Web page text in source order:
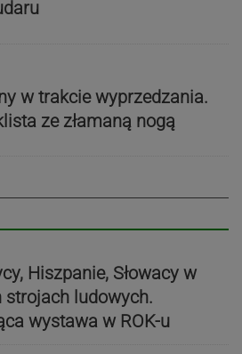
w trakcie wyprzedzania.
ze złamaną nogą
Hiszpanie, Słowacy w
strojach ludowych.
wystawa w ROK-u